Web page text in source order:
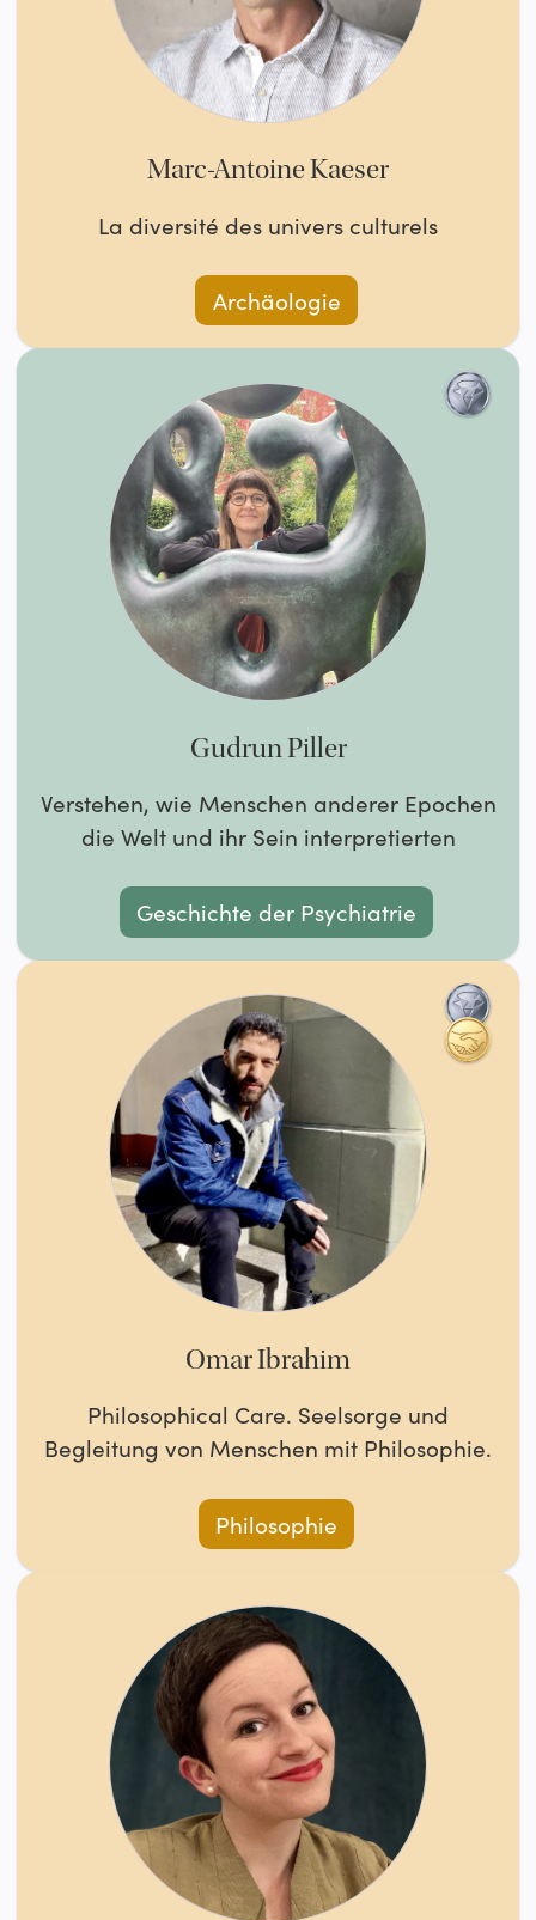
Marc-Antoine Kaeser
La diversité des univers culturels
Archäologie
Gudrun Piller
Verstehen, wie Menschen anderer Epochen
die Welt und ihr Sein interpretierten
Geschichte der Psychiatrie
Omar Ibrahim
Philosophical Care. Seelsorge und
Begleitung von Menschen mit Philosophie.
Philosophie